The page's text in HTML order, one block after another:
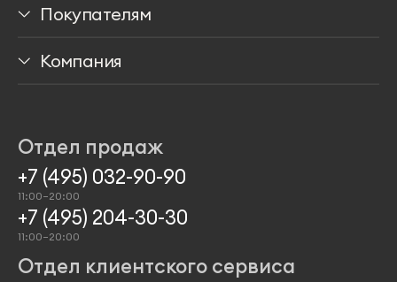
Столы
Аксессуары
Покупателям
Доставка
Компания
Проекты
Отдел продаж
+7 (495) 032-90-90
11:00–20:00
+7 (495) 204-30-30
11:00–20:00
Отдел клиентского сервиса